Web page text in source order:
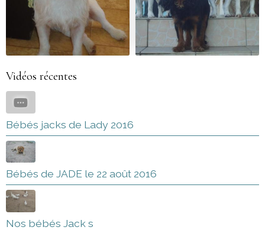
Vidéos récentes
Bébés jacks de Lady 2016
Bébés de JADE le 22 août 2016
Nos bébés Jack s